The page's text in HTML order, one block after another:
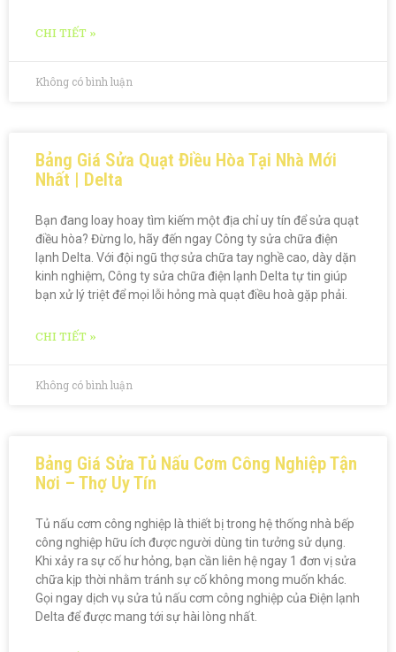
CHI TIẾT »
Không có bình luận
Bảng Giá Sửa Quạt Điều Hòa Tại Nhà Mới
Nhất | Delta
Bạn đang loay hoay tìm kiếm một địa chỉ uy tín để sửa quạt
điều hòa? Đừng lo, hãy đến ngay Công ty sửa chữa điện
lạnh Delta. Với đội ngũ thợ sửa chữa tay nghề cao, dày dặn
kinh nghiệm, Công ty sửa chữa điện lạnh Delta tự tin giúp
bạn xử lý triệt để mọi lỗi hỏng mà quạt điều hoà gặp phải.
CHI TIẾT »
Không có bình luận
Bảng Giá Sửa Tủ Nấu Cơm Công Nghiệp Tận
Nơi – Thợ Uy Tín
Tủ nấu cơm công nghiệp là thiết bị trong hệ thống nhà bếp
công nghiệp hữu ích được người dùng tin tưởng sử dụng.
Khi xảy ra sự cố hư hỏng, bạn cần liên hệ ngay 1 đơn vị sửa
chữa kịp thời nhằm tránh sự cố không mong muốn khác.
Gọi ngay dịch vụ sửa tủ nấu cơm công nghiệp của Điện lạnh
Delta để được mang tới sự hài lòng nhất.